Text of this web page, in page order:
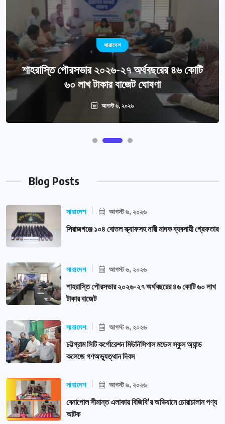
সারাদেশ
শাহরাস্তি পৌরসভার ২০২৬-২৭ অর্থবছরের ৪৬ কোটি
৬০ লাখ টাকার বাজেট ঘোষণা
আগস্ট ৬, ২০২৬
Blog Posts
সারাদেশ আগস্ট ৬, ২০২৬
সিরাজগঞ্জে ১০৪ বোতল স্ক্যাফসহ নারী মাদক ব্যবসায়ী গ্রেফতার
সারাদেশ আগস্ট ৬, ২০২৬
শাহরাস্তি পৌরসভার ২০২৬-২৭ অর্থবছরের ৪৬ কোটি ৬০ লাখ
টাকার বাজেট
সারাদেশ আগস্ট ৬, ২০২৬
চট্টগ্রাম সিটি কর্পোরেশন মিউনিসিপাল মডেল স্কুল অ্যান্ড
কলেজে গণঅভ্যুত্থান দিবস
সারাদেশ আগস্ট ৬, ২০২৬
বেনাপোল সীমান্ত এলাকায় বিজিবি’র অভিযানে চোরাচালান পণ্য
আটক